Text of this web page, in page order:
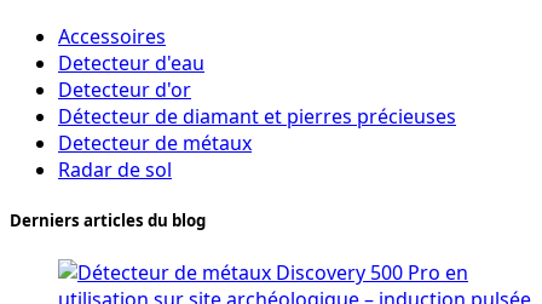
Accessoires
Detecteur d'eau
Detecteur d'or
Détecteur de diamant et pierres précieuses
Detecteur de métaux
Radar de sol
Derniers articles du blog